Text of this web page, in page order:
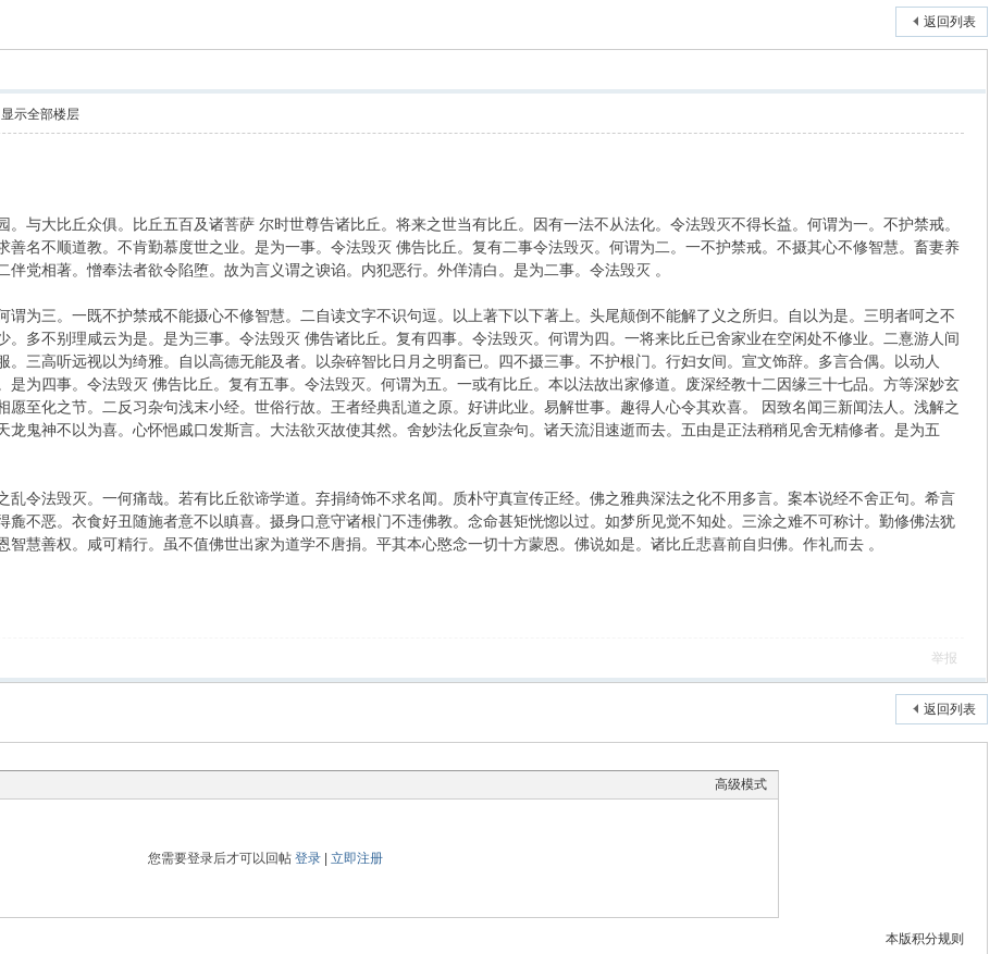
返回列表
显示全部楼层
。与大比丘众俱。比丘五百及诸菩萨 尔时世尊告诸比丘。将来之世当有比丘。因有一法不从法化。令法毁灭不得长益。何谓为一。不护禁戒。
善名不顺道教。不肯勤慕度世之业。是为一事。令法毁灭 佛告比丘。复有二事令法毁灭。何谓为二。一不护禁戒。不摄其心不修智慧。畜妻养
伴党相著。憎奉法者欲令陷堕。故为言义谓之谀谄。内犯恶行。外佯清白。是为二事。令法毁灭 。
谓为三。一既不护禁戒不能摄心不修智慧。二自读文字不识句逗。以上著下以下著上。头尾颠倒不能解了义之所归。自以为是。三明者呵之不
。多不别理咸云为是。是为三事。令法毁灭 佛告诸比丘。复有四事。令法毁灭。何谓为四。一将来比丘已舍家业在空闲处不修业。二憙游人间
。三高听远视以为绮雅。自以高德无能及者。以杂碎智比日月之明畜已。四不摄三事。不护根门。行妇女间。宣文饰辞。多言合偶。以动人
是为四事。令法毁灭 佛告比丘。复有五事。令法毁灭。何谓为五。一或有比丘。本以法故出家修道。废深经教十二因缘三十七品。方等深妙玄
愿至化之节。二反习杂句浅末小经。世俗行故。王者经典乱道之原。好讲此业。易解世事。趣得人心令其欢喜。 因致名闻三新闻法人。浅解之
龙鬼神不以为喜。心怀悒戚口发斯言。大法欲灭故使其然。舍妙法化反宣杂句。诸天流泪速逝而去。五由是正法稍稍见舍无精修者。是为五
乱令法毁灭。一何痛哉。若有比丘欲谛学道。弃捐绮饰不求名闻。质朴守真宣传正经。佛之雅典深法之化不用多言。案本说经不舍正句。希言
麁不恶。衣食好丑随施者意不以瞋喜。摄身口意守诸根门不违佛教。念命甚矩恍惚以过。如梦所见觉不知处。三涂之难不可称计。勤修佛法犹
智慧善权。咸可精行。虽不值佛世出家为道学不唐捐。平其本心愍念一切十方蒙恩。佛说如是。诸比丘悲喜前自归佛。作礼而去 。
举报
返回列表
高级模式
您需要登录后才可以回帖登录 |立即注册
本版积分规则